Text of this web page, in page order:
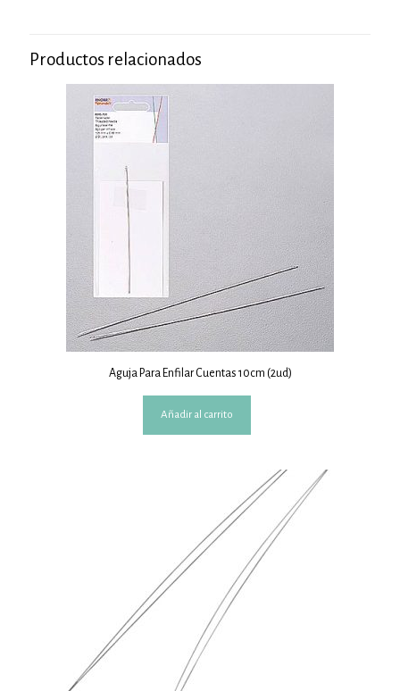
Productos relacionados
Aguja Para Enfilar Cuentas 10cm (2ud)
Añadir al carrito